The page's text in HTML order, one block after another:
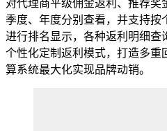
对代理商平级佣金返利、推荐奖
季度、年度分别查看，并支持按
进行排名显示，各种返利明细查
个性化定制返利模式，打造多重
算系统最大化实现品牌动销。